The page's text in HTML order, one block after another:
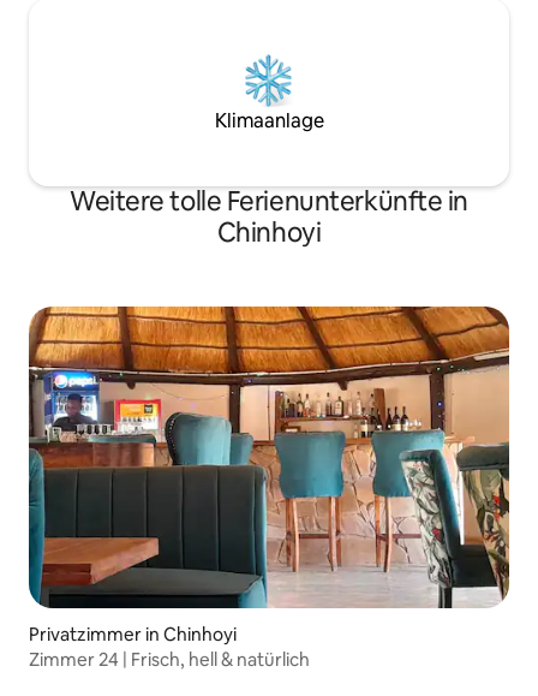
Klimaanlage
Weitere tolle Ferienunterkünfte in
Chinhoyi
Privatzimmer in Chinhoyi
Zimmer 24 | Frisch, hell & natürlich